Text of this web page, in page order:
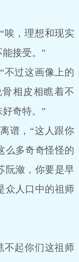
，理想和现实
接受。”
过这画像上的
相皮相瞧着不
奇特。”
，“这人跟你
么多奇奇怪怪的
阮潋，你要是早
众人口中的祖师
起你们这祖师